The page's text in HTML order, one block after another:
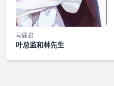
马鹿君
叶总监和林先生